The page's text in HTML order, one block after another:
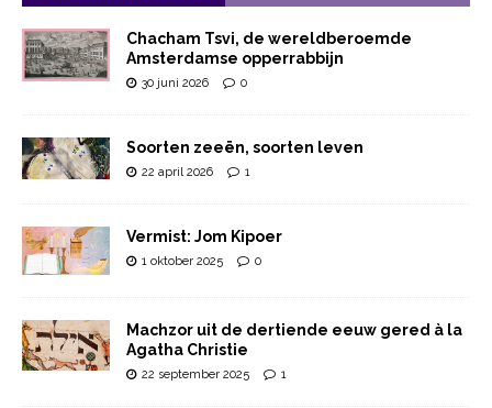
Chacham Tsvi, de wereldberoemde
Amsterdamse opperrabbijn
30 juni 2026 0
Soorten zeeën, soorten leven
22 april 2026 1
Vermist: Jom Kipoer
1 oktober 2025 0
Machzor uit de dertiende eeuw gered à la
Agatha Christie
22 september 2025 1